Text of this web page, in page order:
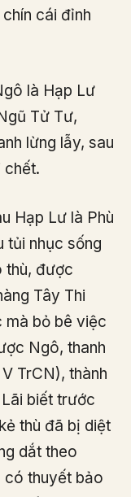
cái đỉnh
là Hạp Lư
Tử Tư,
lừng lẫy, sau
chết.
Hạp Lư là Phù
tủi nhục sống
thù, được
Tây Thi
mà bỏ bê việc
Ngô, thanh
TrCN), thành
biết trước
thù đã bị diệt
dắt theo
có thuyết bảo